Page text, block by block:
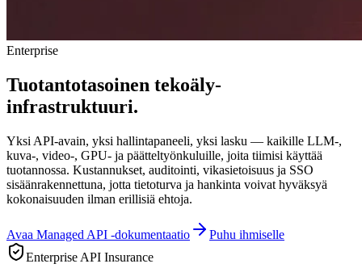
Enterprise
Tuotantotasoinen tekoäly-
infrastruktuuri.
Yksi API-avain, yksi hallintapaneeli, yksi lasku — kaikille LLM-,
kuva-, video-, GPU- ja päätteltyönkuluille, joita tiimisi käyttää
tuotannossa. Kustannukset, auditointi, vikasietoisuus ja SSO
sisäänrakennettuna, jotta tietoturva ja hankinta voivat hyväksyä
kokonaisuuden ilman erillisiä ehtoja.
Avaa Managed API -dokumentaatio
Puhu ihmiselle
Enterprise API Insurance